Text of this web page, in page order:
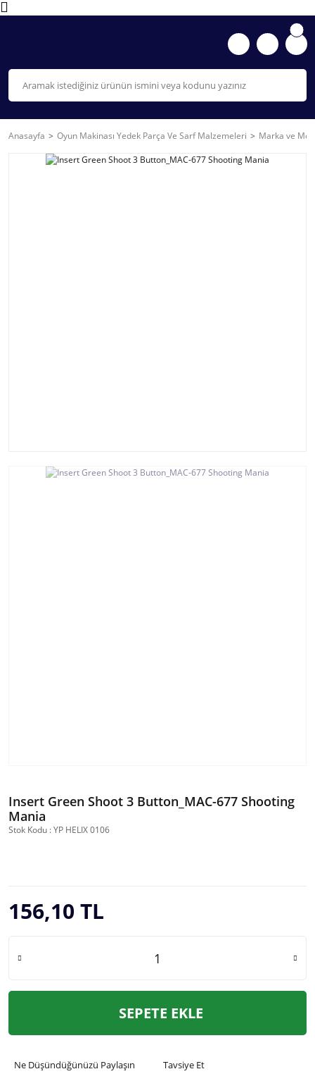
Anasayfa Oyun Makinası Yedek Parça Ve Sarf Malzemeleri Marka ve
Insert Green Shoot 3 Button_MAC-677 Shooting
Mania
Stok Kodu : YP HELIX 0106
156,10 TL
SEPETE EKLE
Ne Düşündüğünüzü Paylaşın
Tavsiye Et